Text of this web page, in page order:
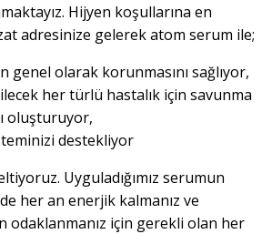
Hijyen koşullarına en
adresinize gelerek atom serum ile;
genel olarak korunmasını sağlıyor,
her türlü hastalık için savunma
oluşturuyor,
destekliyor
Uyguladığımız serumun
her an enerjik kalmanız ve
odaklanmanız için gerekli olan her